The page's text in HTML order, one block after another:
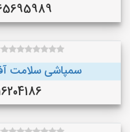
09165695989
سمپاشی سلامت